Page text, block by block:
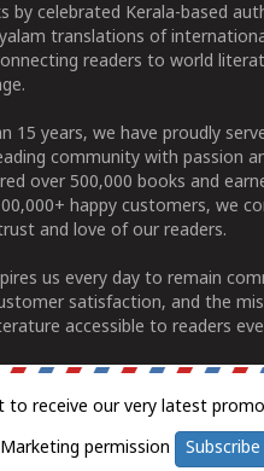
by celebrated Kerala-based
translations of
readers to world
15 years, we have proudly
community with passion
over 500,000 books and
happy customers, we
and love of our readers.
us every day to remain
satisfaction, and the
accessible to readers
to receive our very latest
Marketing permission